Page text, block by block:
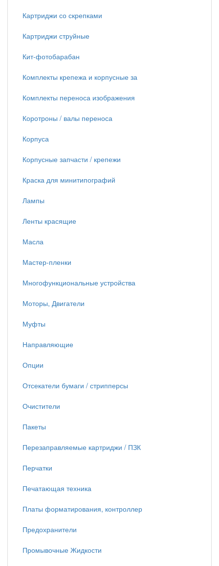
Картриджи со скрепками
Картриджи струйные
Кит-фотобарабан
Комплекты крепежа и корпусные за
Комплекты переноса изображения
Коротроны / валы переноса
Корпуса
Корпусные запчасти / крепежи
Краска для минитипографий
Лампы
Ленты красящие
Масла
Мастер-пленки
Многофункциональные устройства
Моторы, Двигатели
Муфты
Направляющие
Опции
Отсекатели бумаги / стрипперсы
Очистители
Пакеты
Перезаправляемые картриджи / ПЗК
Перчатки
Печатающая техника
Платы форматирования, контроллер
Предохранители
Промывочные Жидкости